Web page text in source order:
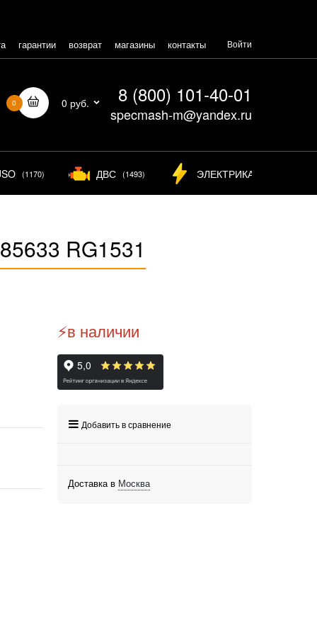
гарантии возврат магазины контакты Войти
0 0 руб. 8 (800) 101-40-01
specmash-m@yandex.ru
(1170) ДВС (1493) ЭЛЕКТРИКА
RG1531
⚡️в наличии
Добавить в сравнение
Доставка в Москва